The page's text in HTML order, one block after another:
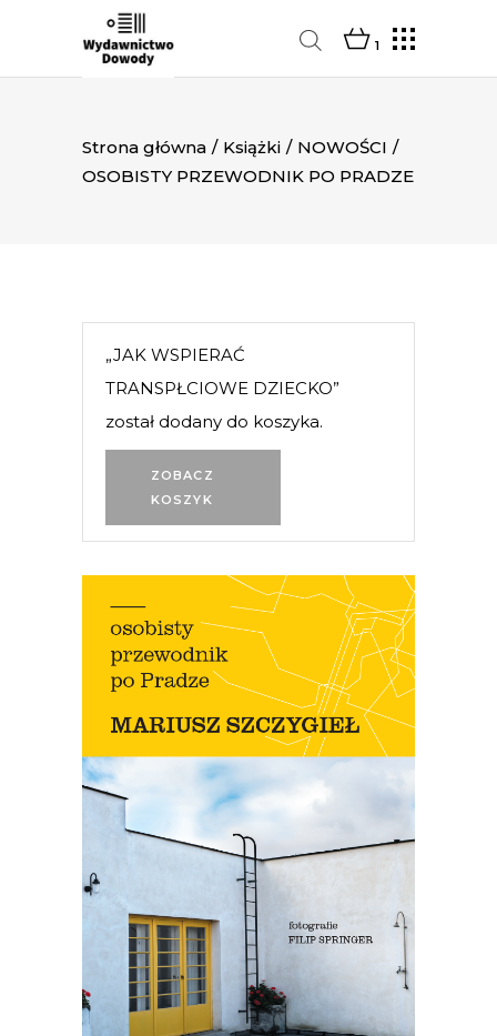
1
Strona główna / Książki / NOWOŚCI /
OSOBISTY PRZEWODNIK PO PRADZE
ZOBACZ
KOSZYK
„JAK WSPIERAĆ
TRANSPŁCIOWE DZIECKO”
został dodany do koszyka.